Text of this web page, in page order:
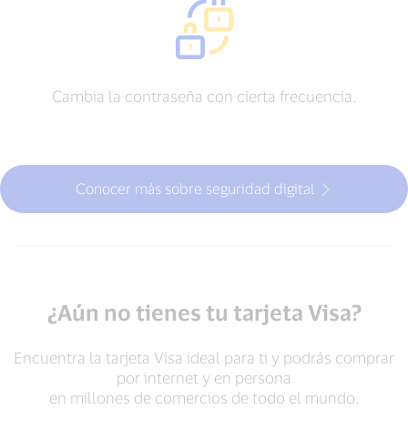
Cambia la contraseña con cierta frecuencia.
Conocer más sobre seguridad digital
¿Aún no tienes tu tarjeta Visa?
Encuentra la tarjeta Visa ideal para ti y podrás comprar
por internet y en persona
en millones de comercios de todo el mundo.